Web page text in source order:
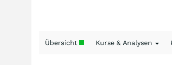
Übersicht Kurse & Analysen